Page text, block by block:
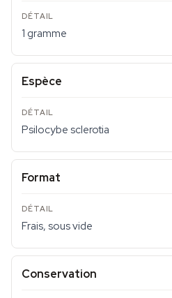
1 gramme
Espèce
Psilocybe sclerotia
Format
Frais, sous vide
Conservation